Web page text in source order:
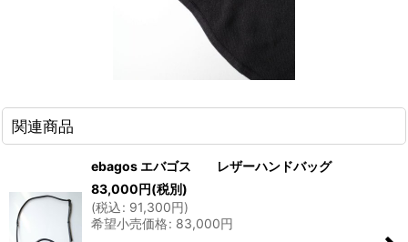
関連商品
ebagos エバゴス レザーハンドバッグ
83,000円(税別)
(税込: 91,300円)
希望小売価格: 83,000円